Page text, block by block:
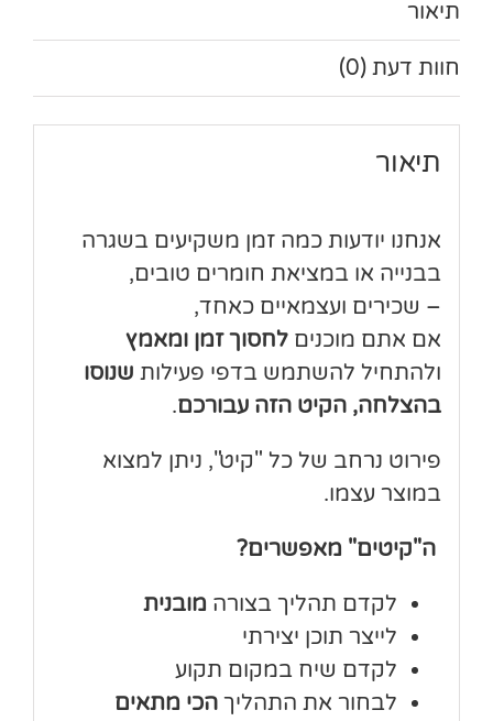
תיאור
חוות דעת (0)
תיאור
אנחנו יודעות כמה זמן משקיעים בשגרה
בבנייה או במציאת חומרים טובים,
– שכירים ועצמאיים כאחד,
אם אתם מוכנים לחסוך זמן ומאמץ
ולהתחיל להשתמש בדפי פעילות שנוסו
בהצלחה, הקיט הזה עבורכם.
פירוט נרחב של כל "קיט", ניתן למצוא
במוצר עצמו.
ה"קיטים" מאפשרים?
לקדם תהליך בצורה מובנית
לייצר תוכן יצירתי
לקדם שיח במקום תקוע
לבחור את התהליך הכי מתאים